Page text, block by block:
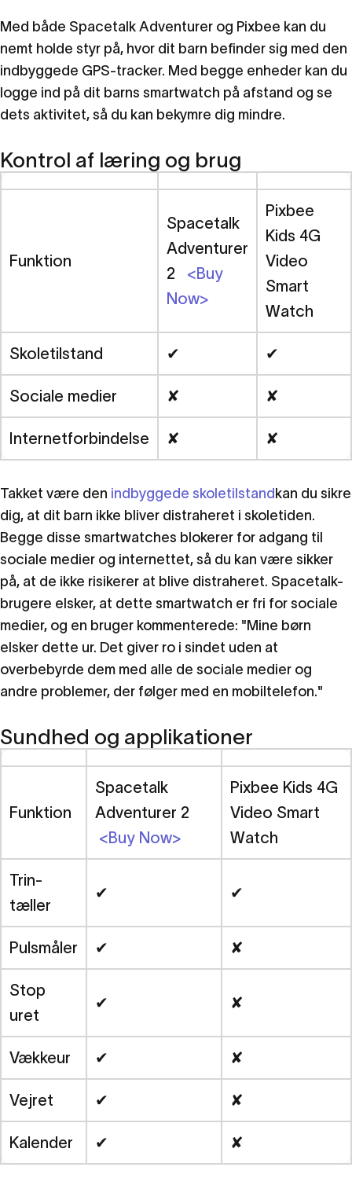
Med både Spacetalk Adventurer og Pixbee kan du
nemt holde styr på, hvor dit barn befinder sig med den
indbyggede GPS-tracker. Med begge enheder kan du
logge ind på dit barns smartwatch på afstand og se
dets aktivitet, så du kan bekymre dig mindre.
Kontrol af læring og brug
Funktion
Spacetalk
Adventurer
2 <Buy
Now>
Pixbee
Kids 4G
Video
Smart
Watch
Skoletilstand ✔ ✔
Sociale medier ✘ ✘
Internetforbindelse ✘ ✘
Takket være den indbyggede skoletilstand kan du sikre
dig, at dit barn ikke bliver distraheret i skoletiden.
Begge disse smartwatches blokerer for adgang til
sociale medier og internettet, så du kan være sikker
på, at de ikke risikerer at blive distraheret. Spacetalk-
brugere elsker, at dette smartwatch er fri for sociale
medier, og en bruger kommenterede: "Mine børn
elsker dette ur. Det giver ro i sindet uden at
overbebyrde dem med alle de sociale medier og
andre problemer, der følger med en mobiltelefon."
Sundhed og applikationer
Funktion
Spacetalk
Adventurer 2
<Buy Now>
Pixbee Kids 4G
Video Smart
Watch
Trin-
tæller
✔ ✔
Pulsmåler ✔ ✘
Stop
uret
✔ ✘
Vækkeur ✔ ✘
Vejret ✔ ✘
Kalender ✔ ✘